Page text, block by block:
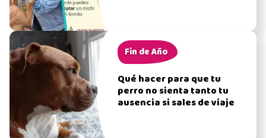
Fin de Año
Qué hacer para que tu
perro no sienta tanto tu
ausencia si sales de viaje